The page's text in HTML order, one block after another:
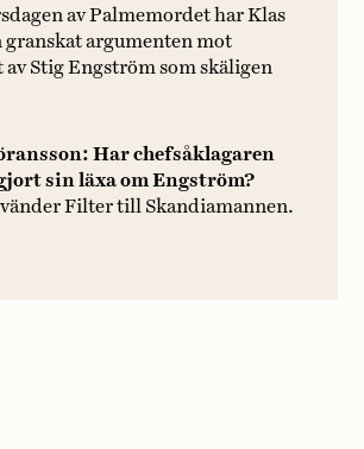
av Palmemordet har Klas
granskat argumenten mot
Stig Engström som skäligen
Har chefsåklagaren
sin läxa om Engström?
Filter till Skandiamannen.